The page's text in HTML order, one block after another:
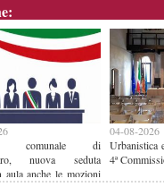
comunale di
nuova seduta
aula anche le mozioni
04-08-2026
Urbanistica
4ª